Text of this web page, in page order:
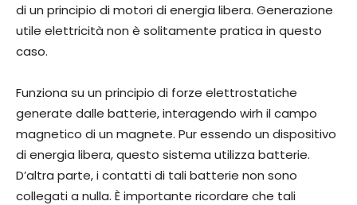
di un principio di motori di energia libera. Generazione
utile elettricità non è solitamente pratica in questo
caso.
Funziona su un principio di forze elettrostatiche
generate dalle batterie, interagendo wirh il campo
magnetico di un magnete. Pur essendo un dispositivo
di energia libera, questo sistema utilizza batterie.
D’altra parte, i contatti di tali batterie non sono
collegati a nulla. È importante ricordare che tali